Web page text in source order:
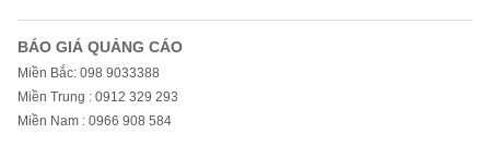
BÁO GIÁ QUẢNG CÁO
Miền Bắc: 098 9033388
Miền Trung : 0912 329 293
Miền Nam : 0966 908 584